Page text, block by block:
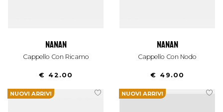
nanan
Cappello Con Ricamo
€ 42.00
nanan
Cappello Con Nodo
€ 49.00
NUOVI ARRIVI NUOVI ARRIVI